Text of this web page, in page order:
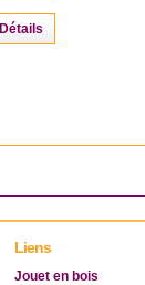
Détails
Liens
Jouet en bois